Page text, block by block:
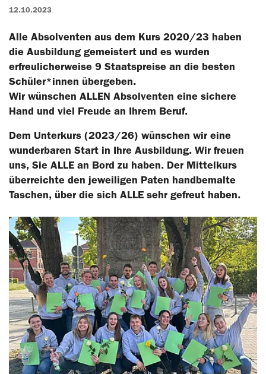
12.10.2023
Alle Absolventen aus dem Kurs 2020/23 haben
die Ausbildung gemeistert und es wurden
erfreulicherweise 9 Staatspreise an die besten
Schüler*innen übergeben.
Wir wünschen ALLEN Absolventen eine sichere
Hand und viel Freude an Ihrem Beruf.
Dem Unterkurs (2023/26) wünschen wir eine
wunderbaren Start in Ihre Ausbildung. Wir freuen
uns, Sie ALLE an Bord zu haben. Der Mittelkurs
überreichte den jeweiligen Paten handbemalte
Taschen, über die sich ALLE sehr gefreut haben.